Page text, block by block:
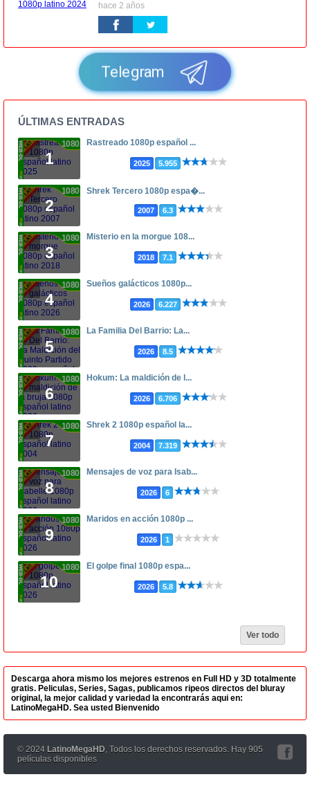
hace 2 años
Telegram
ÚLTIMAS ENTRADAS
1
1080p Rastreado 1080p español ...
2025 5.955
2
1080p Shrek Tercero 1080p espa�...
2007 6.3
3
1080p Misterio en la morgue 108...
2018 7.1
4
1080p Sueños galácticos 1080p...
2026 6.227
5
1080p La Familia Del Barrio: La...
2026 8.5
6
1080p Hokum: La maldición de l...
2026 6.706
7
1080p Shrek 2 1080p español la...
2004 7.319
8
1080p Mensajes de voz para Isab...
2026 6
9
1080p Maridos en acción 1080p ...
2026 1
10
1080p El golpe final 1080p espa...
2026 5.8
Ver todo
Descarga ahora mismo los mejores estrenos en Full HD y 3D totalmente
gratis. Peliculas, Series, Sagas, publicamos ripeos directos del bluray
original, la mejor calidad y variedad la encontrarás aqui en:
LatinoMegaHD. Sea usted Bienvenido
© 2024 LatinoMegaHD, Todos los derechos reservados. Hay 905
películas disponibles